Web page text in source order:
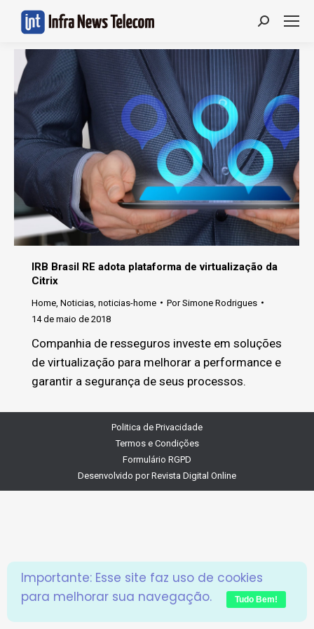
Search:
IRB Brasil RE adota plataforma de virtualização da
Citrix
Home Noticias noticias-home PorSimone Rodrigues
14 de maio de 2018
Companhia de resseguros investe em soluções
de virtualização para melhorar a performance e
garantir a segurança de seus processos.
Politica de Privacidade
Termos e Condições
Formulário RGPD
Desenvolvido porRevista Digital Online
Importante: Esse site faz uso de cookies
para melhorar sua navegação.
Tudo Bem!